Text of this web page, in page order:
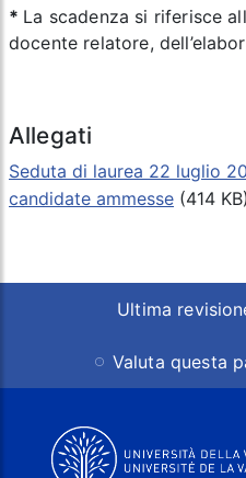
* La scadenza si riferisce
docente relatore,
Allegati
Seduta di laurea 22 luglio
candidate ammesse (414 KB)
Ultima
Valuta questa